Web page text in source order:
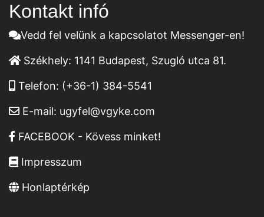
Kontakt infó
Vedd fel velünk a kapcsolatot Messenger-en!
Székhely: 1141 Budapest, Szugló utca 81.
Telefon: (+36-1) 384-5541
E-mail: ugyfel@vgyke.com
FACEBOOK - Kövess minket!
Impresszum
Honlaptérkép